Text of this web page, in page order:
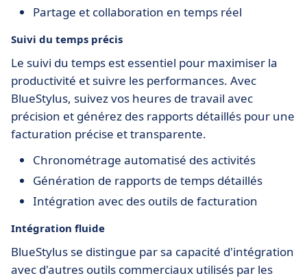
Partage et collaboration en temps réel
Suivi du temps précis
Le suivi du temps est essentiel pour maximiser la
productivité et suivre les performances. Avec
BlueStylus, suivez vos heures de travail avec
précision et générez des rapports détaillés pour une
facturation précise et transparente.
Chronométrage automatisé des activités
Génération de rapports de temps détaillés
Intégration avec des outils de facturation
Intégration fluide
BlueStylus se distingue par sa capacité d'intégration
avec d'autres outils commerciaux utilisés par les